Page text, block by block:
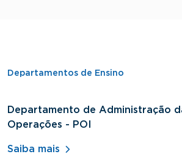
Departamentos de Ensino
Departamento de Administração
Operações - POI
Saiba mais